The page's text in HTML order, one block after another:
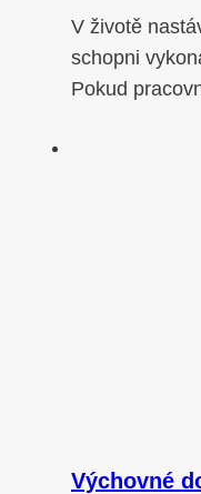
V životě
schopni
Pokud
Výchovné